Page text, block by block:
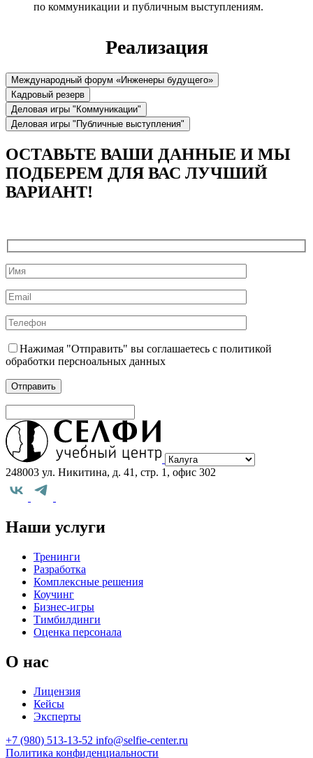
по коммуникации и публичным выступлениям.
Реализация
Международный форум «Инженеры будущего»
Кадровый резерв
Деловая игры "Коммуникации"
Деловая игры "Публичные выступления"
ОСТАВЬТЕ ВАШИ ДАННЫЕ И МЫ
ПОДБЕРЕМ ДЛЯ ВАС ЛУЧШИЙ
ВАРИАНТ!
Нажимая "Отправить" вы соглашаетесь с политикой
обработки персноальных данных
248003 ул. Никитина, д. 41, стр. 1, офис 302
Наши услуги
Тренинги
Разработка
Комплексные решения
Коучинг
Бизнес-игры
Тимбилдинги
Оценка персонала
О нас
Лицензия
Кейсы
Эксперты
+7 (980) 513-13-52 info@selfie-center.ru
Политика конфиденциальности